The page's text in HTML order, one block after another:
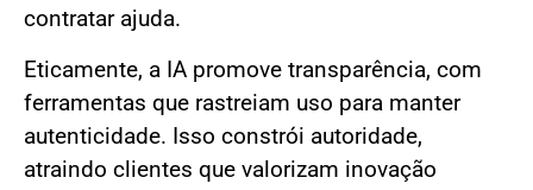
contratar ajuda.
Eticamente, a IA promove transparência, com
ferramentas que rastreiam uso para manter
autenticidade. Isso constrói autoridade,
atraindo clientes que valorizam inovação